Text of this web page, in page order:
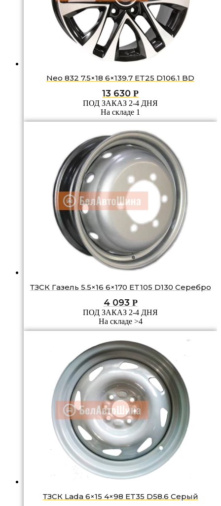
Neo 832 7.5×18 6×139.7 ET25 D106.1 BD
13 630 Р
ПОД ЗАКАЗ 2-4 ДНЯ
На складе 1
ТЗСК Газель 5.5×16 6×170 ET105 D130 Серебро
4 093 Р
ПОД ЗАКАЗ 2-4 ДНЯ
На складе >4
ТЗСК Lada 6×15 4×98 ET35 D58.6 Серый